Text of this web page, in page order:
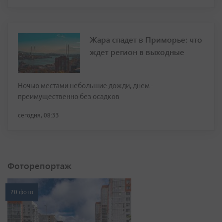
Жара спадет в Приморье: что
ждет регион в выходные
Ночью местами небольшие дожди, днем -
преимущественно без осадков
сегодня, 08:33
Фоторепортаж
20 фото